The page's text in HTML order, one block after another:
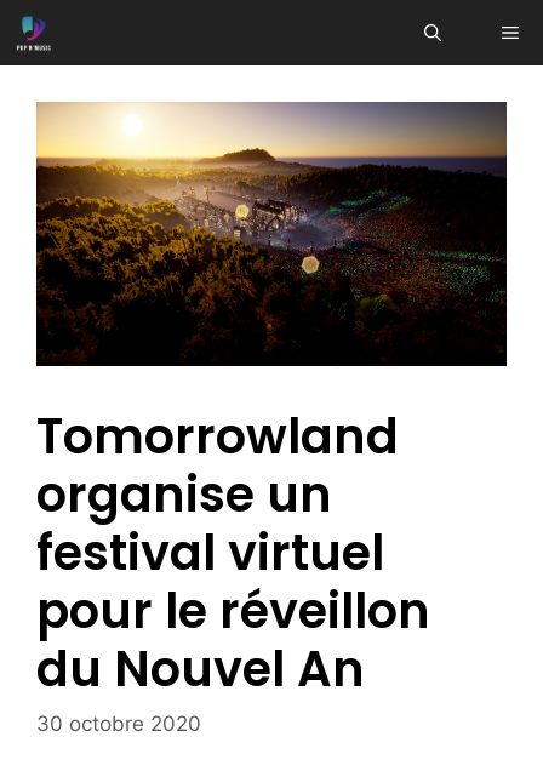
Aller
au
Tomorrowland
organise un
festival virtuel
pour le réveillon
du Nouvel An
30 octobre 2020